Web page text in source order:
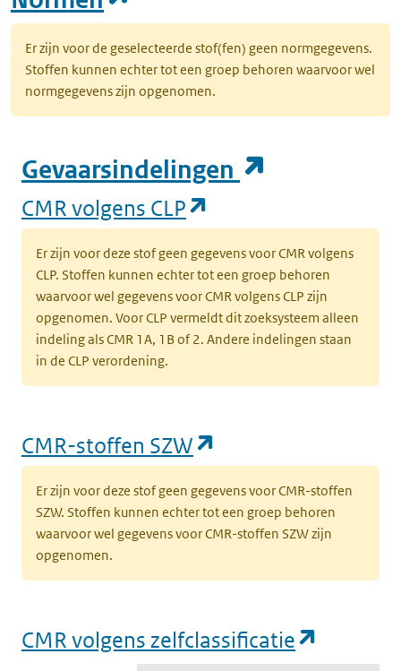
Er zijn voor de geselecteerde stof(fen) geen normgegevens.
Stoffen kunnen echter tot een groep behoren waarvoor wel
normgegevens zijn opgenomen.
Gevaarsindelingen
CMR volgens CLP
Er zijn voor deze stof geen gegevens voor CMR volgens
CLP. Stoffen kunnen echter tot een groep behoren
waarvoor wel gegevens voor CMR volgens CLP zijn
opgenomen. Voor CLP vermeldt dit zoeksysteem alleen
indeling als CMR 1A, 1B of 2. Andere indelingen staan
in de CLP verordening.
CMR-stoffen SZW
Er zijn voor deze stof geen gegevens voor CMR-stoffen
SZW. Stoffen kunnen echter tot een groep behoren
waarvoor wel gegevens voor CMR-stoffen SZW zijn
opgenomen.
CMR volgens zelfclassificatie